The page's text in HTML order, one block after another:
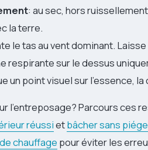
: au sec, hors
la terre.
le tas au vent dominant. Laisse
respirante sur le dessus
un point visuel sur l’essence,
l’entreposage? Parcours ces
réussietbâcher sans
chauffage pour éviter les